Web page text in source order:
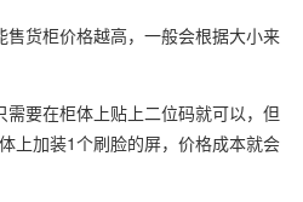
货柜价格越高，一般会根据大小来
要在柜体上贴上二位码就可以，但
上加装1个刷脸的屏，价格成本就会